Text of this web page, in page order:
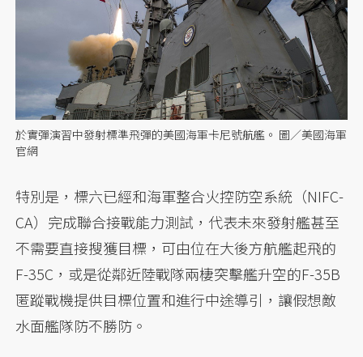
於實彈演習中發射標準飛彈的美國海軍卡尼號航艦。 圖／美國海軍
官網
特別是，標六已經和海軍整合火控防空系統（NIFC-
CA）完成聯合接戰能力測試，代表未來發射艦甚至
不需要直接搜獲目標，可由位在大後方航艦起飛的
F-35C，或是從鄰近陸戰隊兩棲突擊艦升空的F-35B
匿蹤戰機提供目標位置和進行中途導引，讓假想敵
水面艦隊防不勝防。